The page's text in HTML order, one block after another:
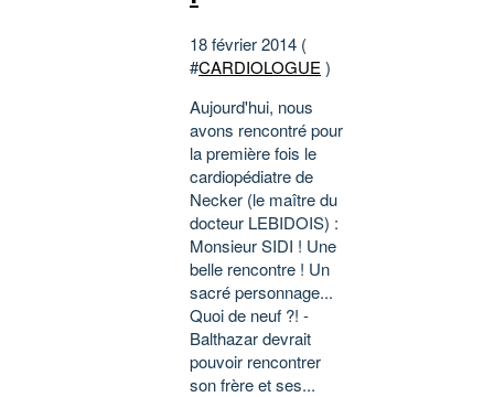
18 février 2014 (
#CARDIOLOGUE )
Aujourd'hui, nous
avons rencontré pour
la première fois le
cardiopédiatre de
Necker (le maître du
docteur LEBIDOIS) :
Monsieur SIDI ! Une
belle rencontre ! Un
sacré personnage...
Quoi de neuf ?! -
Balthazar devrait
pouvoir rencontrer
son frère et ses...